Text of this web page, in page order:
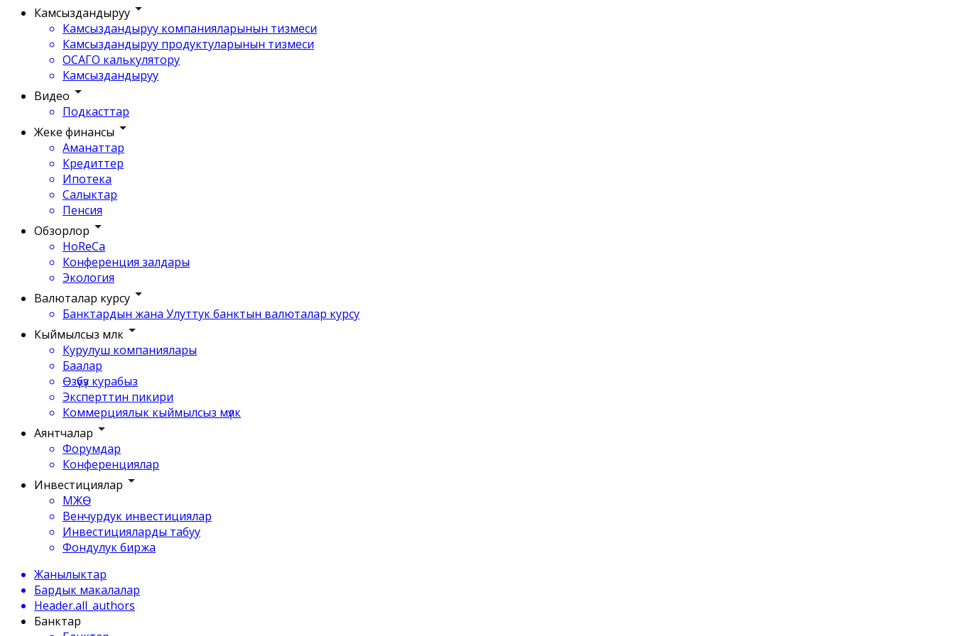
Камсыздандыруу
Камсыздандыруу компанияларынын тизмеси
Камсыздандыруу продуктуларынын тизмеси
ОСАГО калькулятору
Камсыздандыруу
Видео
Подкасттар
Жеке финансы
Аманаттар
Кредиттер
Ипотека
Салыктар
Пенсия
Обзорлор
HoReCa
Конференция залдары
Экология
Валюталар курсу
Банктардын жана Улуттук банктын валюталар курсу
Кыймылсыз мүлк
Курулуш компаниялары
Баалар
Өзүбүз курабыз
Эксперттин пикири
Коммерциялык кыймылсыз мүлк
Аянтчалар
Форумдар
Конференциялар
Инвестициялар
МЖӨ
Венчурдук инвестициялар
Инвестицияларды табуу
Фондулук биржа
Жанылыктар
Бардык макалалар
Header.all_authors
Банктар